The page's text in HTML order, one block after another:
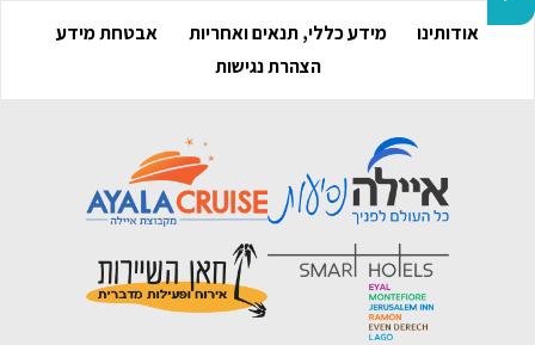
אודותינו מידע כללי, תנאים ואחריות
אבטחת מידע
הצהרת נגישות